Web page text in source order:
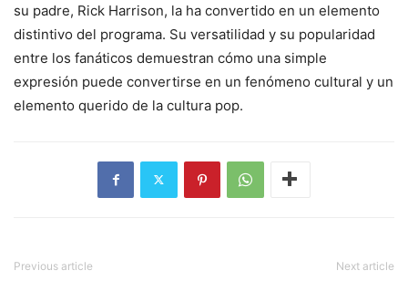
su padre, Rick Harrison, la ha convertido en un elemento
distintivo del programa. Su versatilidad y su popularidad
entre los fanáticos demuestran cómo una simple
expresión puede convertirse en un fenómeno cultural y un
elemento querido de la cultura pop.
Previous article Next article